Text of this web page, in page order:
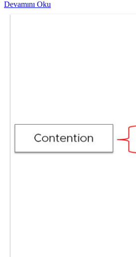
Devamını Oku